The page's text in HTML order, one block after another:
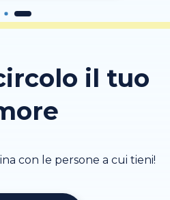
il tuo
con le persone a cui tieni!